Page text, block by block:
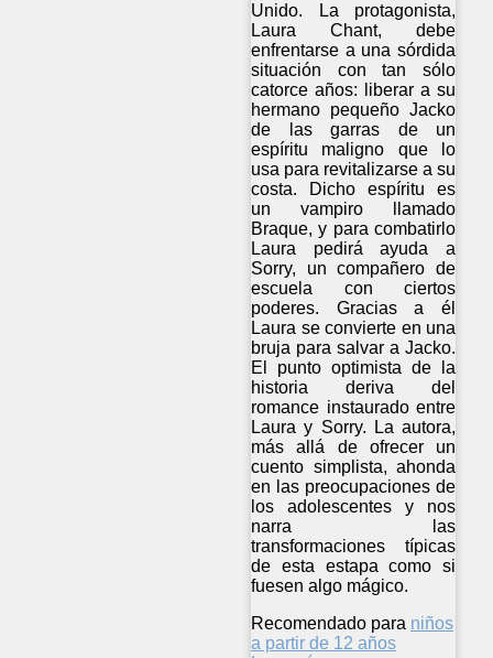
Unido. La protagonista,
Laura Chant, debe
enfrentarse a una sórdida
situación con tan sólo
catorce años: liberar a su
hermano pequeño Jacko
de las garras de un
espíritu maligno que lo
usa para revitalizarse a su
costa. Dicho espíritu es
un vampiro llamado
Braque, y para combatirlo
Laura pedirá ayuda a
Sorry, un compañero de
escuela con ciertos
poderes. Gracias a él
Laura se convierte en una
bruja para salvar a Jacko.
El punto optimista de la
historia deriva del
romance instaurado entre
Laura y Sorry. La autora,
más allá de ofrecer un
cuento simplista, ahonda
en las preocupaciones de
los adolescentes y nos
narra las
transformaciones típicas
de esta estapa como si
fuesen algo mágico.
Recomendado para niños
a partir de 12 años